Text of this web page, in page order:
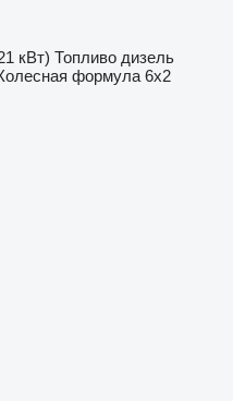
кВт) Топливо дизель
формула 6x2